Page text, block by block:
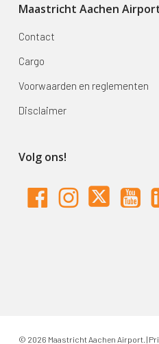
Maastricht Aachen
Contact
Cargo
Voorwaarden en reglementen
Disclaimer
Volg ons!
© 2026 Maastricht Aachen Airport. |